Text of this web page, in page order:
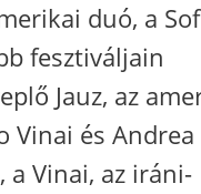
duó, a
fesztiváljain
Jauz, az
Vinai és Andrea
Vinai, az iráni-